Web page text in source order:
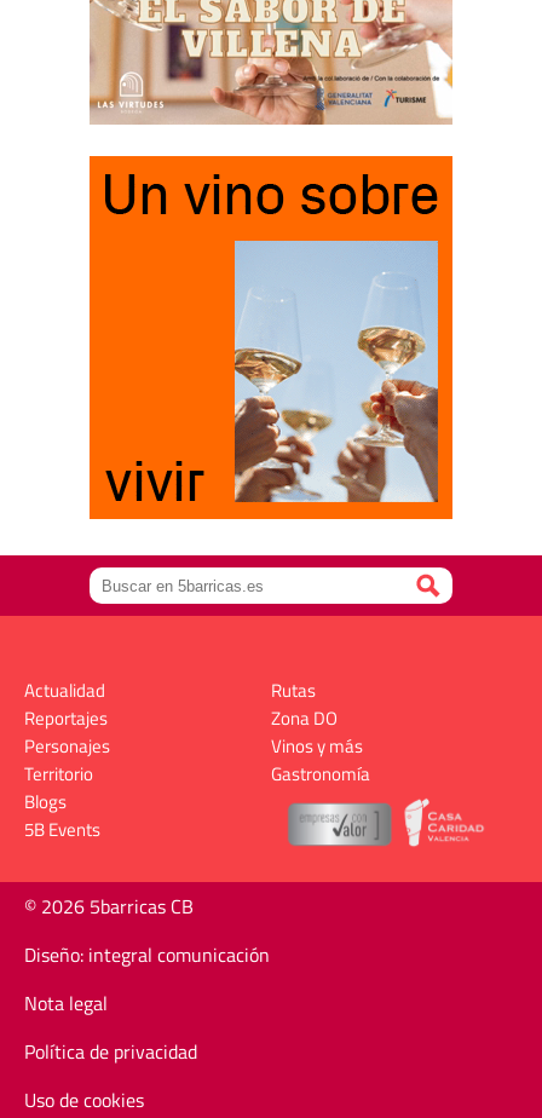
Actualidad
Reportajes
Personajes
Territorio
Rutas
Zona DO
Vinos y más
Gastronomía
Blogs
5B Events
© 2026 5barricas CB
Diseño: integral comunicación
Nota legal
Política de privacidad
Uso de cookies